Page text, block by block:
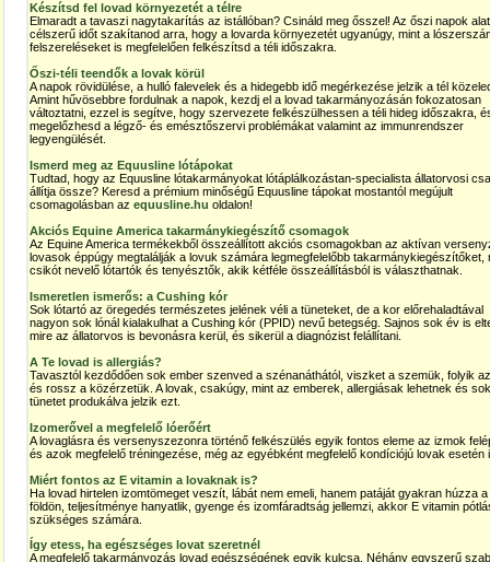
Készítsd fel lovad környezetét a télre
Elmaradt a tavaszi nagytakarítás az istállóban? Csináld meg ősszel! Az őszi napok
célszerű időt szakítanod arra, hogy a lovarda környezetét ugyanúgy, mint a
felszereléseket is megfelelően felkészítsd a téli időszakra.
Őszi-téli teendők a lovak körül
A napok rövidülése, a hulló falevelek és a hidegebb idő megérkezése jelzik a tél
Amint hűvösebbre fordulnak a napok, kezdj el a lovad takarmányozásán fokozatosan
változtatni, ezzel is segítve, hogy szervezete felkészülhessen a téli hideg időszakra,
megelőzhesd a légző- és emésztőszervi problémákat valamint az immunrendszer
legyengülését.
Ismerd meg az Equusline lótápokat
Tudtad, hogy az Equusline lótakarmányokat lótáplálkozástan-specialista állatorvosi
állítja össze? Keresd a prémium minőségű Equusline tápokat mostantól megújult
csomagolásban az equusline.hu oldalon!
Akciós Equine America takarmánykiegészítő csomagok
Az Equine America termékekből összeállított akciós csomagokban az aktívan
lovasok éppúgy megtalálják a lovuk számára legmegfelelőbb takarmánykiegészítőket,
csikót nevelő lótartók és tenyésztők, akik kétféle összeállításból is választhatnak.
Ismeretlen ismerős: a Cushing kór
Sok lótartó az öregedés természetes jelének véli a tüneteket, de a kor előrehaladtával
nagyon sok lónál kialakulhat a Cushing kór (PPID) nevű betegség. Sajnos sok év is
mire az állatorvos is bevonásra kerül, és sikerül a diagnózist felállítani.
A Te lovad is allergiás?
Tavasztól kezdődően sok ember szenved a szénanáthától, viszket a szemük, folyik
és rossz a közérzetük. A lovak, csakúgy, mint az emberek, allergiásak lehetnek és
tünetet produkálva jelzik ezt.
Izomerővel a megfelelő lóerőért
A lovaglásra és versenyszezonra történő felkészülés egyik fontos eleme az izmok
és azok megfelelő tréningezése, még az egyébként megfelelő kondíciójú lovak esetén
Miért fontos az E vitamin a lovaknak is?
Ha lovad hirtelen izomtömeget veszít, lábát nem emeli, hanem patáját gyakran húzza a
földön, teljesítménye hanyatlik, gyenge és izomfáradtság jellemzi, akkor E vitamin
szükséges számára.
Így etess, ha egészséges lovat szeretnél
A megfelelő takarmányozás lovad egészségének egyik kulcsa. Néhány egyszerű